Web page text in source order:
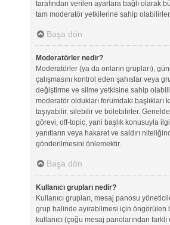
tarafından verilen ayarlara bağlı olarak
tam moderatör yetkilerine sahip
Başa dön
Moderatörler nedir?
Moderatörler (ya da onların grupları),
çalışmasını kontrol eden şahıslar veya
değiştirme ve silme yetkisine sahip
moderatör oldukları forumdaki başlıkları
taşıyabilir, silebilir ve bölebilirler.
görevi, off-topic, yani başlık konusuyla
yanıtların veya hakaret ve saldırı
gönderilmesini önlemektir.
Başa dön
Kullanıcı grupları nedir?
Kullanıcı grupları, mesaj panosu
grup halinde ayırabilmesi için öngörülen
kullanıcı (çoğu mesaj panolarından